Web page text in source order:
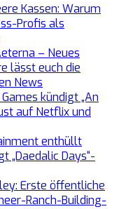
Kassen: Warum
Profis als
– Neues
lässt euch die
News
kündigt „An
auf Netflix und
enthüllt
„Daedalic Days“-
Erste öffentliche
Ranch-Building-